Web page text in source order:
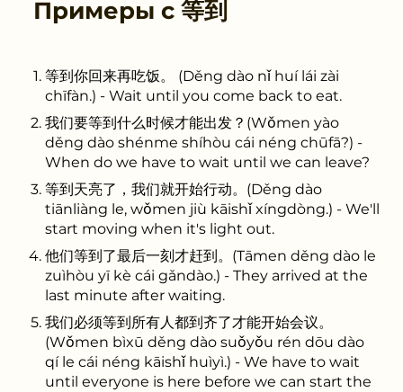
Примеры с 等到
等到你回来再吃饭。 (Děng dào nǐ huí lái zài
chīfàn.) - Wait until you come back to eat.
我们要等到什么时候才能出发？(Wǒmen yào
děng dào shénme shíhòu cái néng chūfā?) -
When do we have to wait until we can leave?
等到天亮了，我们就开始行动。(Děng dào
tiānliàng le, wǒmen jiù kāishǐ xíngdòng.) - We'll
start moving when it's light out.
他们等到了最后一刻才赶到。(Tāmen děng dào le
zuìhòu yī kè cái gǎndào.) - They arrived at the
last minute after waiting.
我们必须等到所有人都到齐了才能开始会议。
(Wǒmen bìxū děng dào suǒyǒu rén dōu dào
qí le cái néng kāishǐ huìyì.) - We have to wait
until everyone is here before we can start the